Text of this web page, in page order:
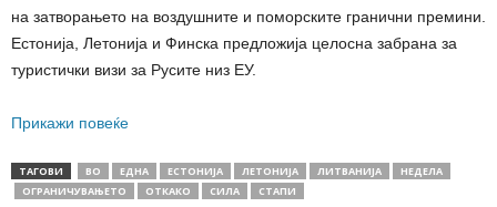
на затворањето на воздушните и поморските гранични премини.
Естонија, Летонија и Финска предложија целосна забрана за
туристички визи за Русите низ ЕУ.
Прикажи повеќе
ТАГОВИ ВО ЕДНА ЕСТОНИЈА ЛЕТОНИЈА ЛИТВАНИЈА
НЕДЕЛА
ОГРАНИЧУВАЊЕТО
ОТКАКО СИЛА СТАПИ